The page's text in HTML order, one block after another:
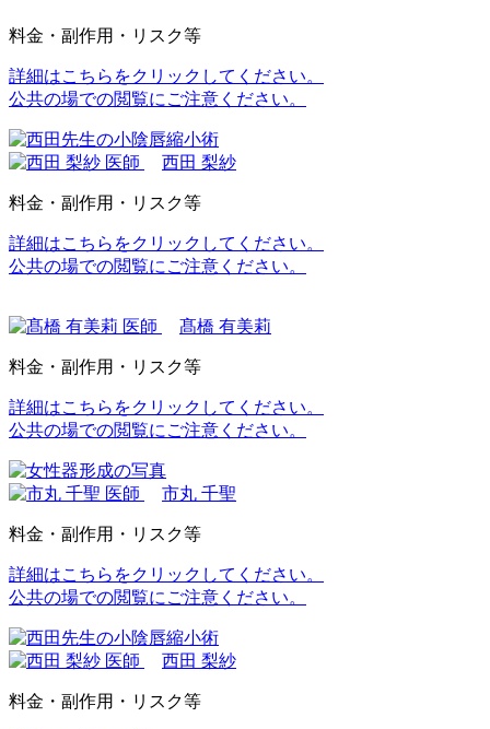
料金・副作用・リスク等
詳細はこちらをクリックしてください。
公共の場での閲覧にご注意ください。
西田 梨紗
料金・副作用・リスク等
詳細はこちらをクリックしてください。
公共の場での閲覧にご注意ください。
髙橋 有美莉
料金・副作用・リスク等
詳細はこちらをクリックしてください。
公共の場での閲覧にご注意ください。
市丸 千聖
料金・副作用・リスク等
詳細はこちらをクリックしてください。
公共の場での閲覧にご注意ください。
西田 梨紗
料金・副作用・リスク等